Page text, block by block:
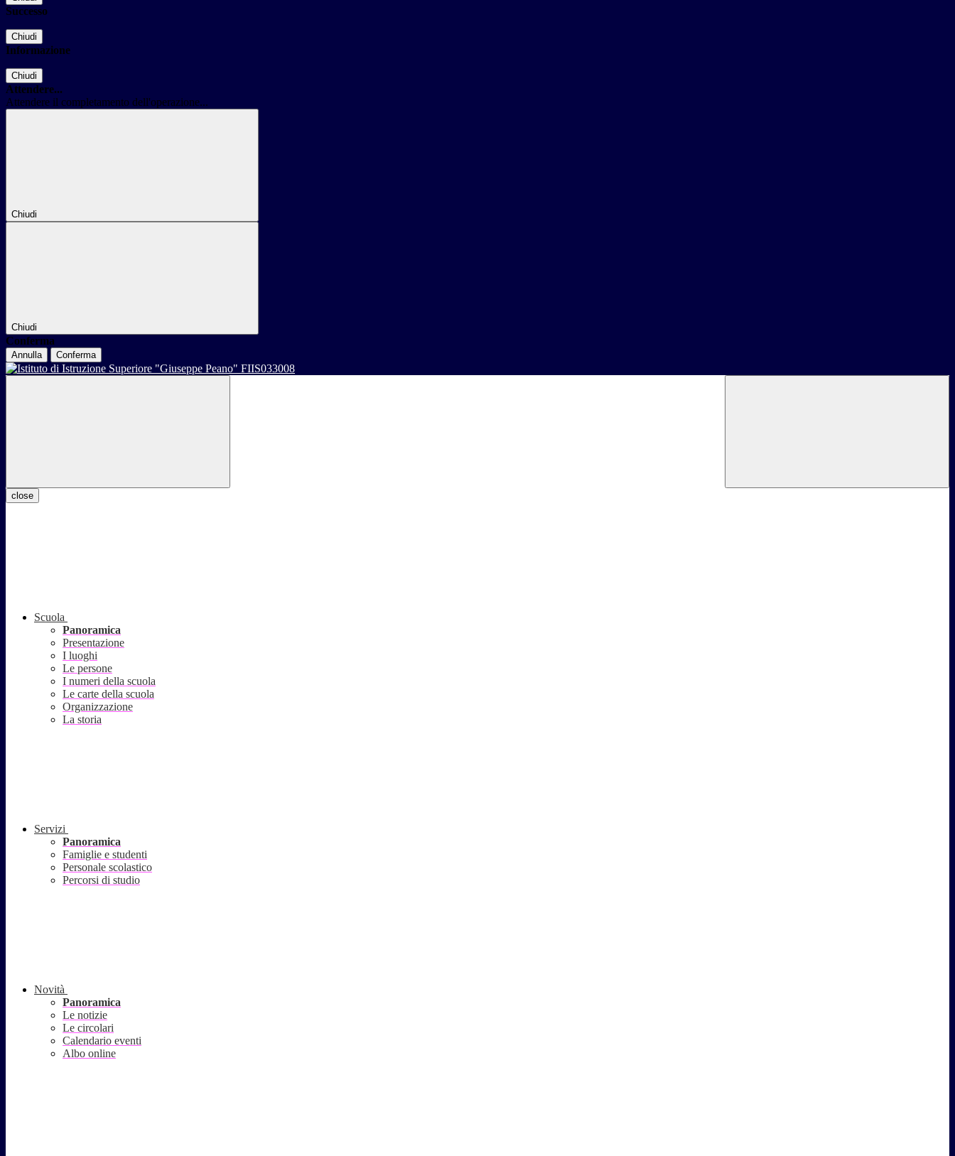
Successo
Chiudi
Informazione
Chiudi
Attendere...
Attendere il completamento dell'operazione...
Chiudi
Chiudi
Conferma
Annulla Conferma
close
Scuola
Panoramica
Presentazione
I luoghi
Le persone
I numeri della scuola
Le carte della scuola
Organizzazione
La storia
Servizi
Panoramica
Famiglie e studenti
Personale scolastico
Percorsi di studio
Novità
Panoramica
Le notizie
Le circolari
Calendario eventi
Albo online